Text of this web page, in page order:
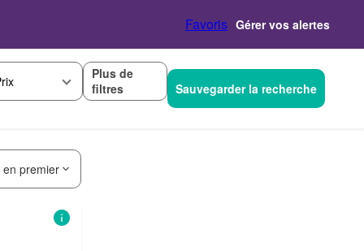
Favoris Gérer vos alertes
Plus de
filtres
Sauvegarder la recherche
premier